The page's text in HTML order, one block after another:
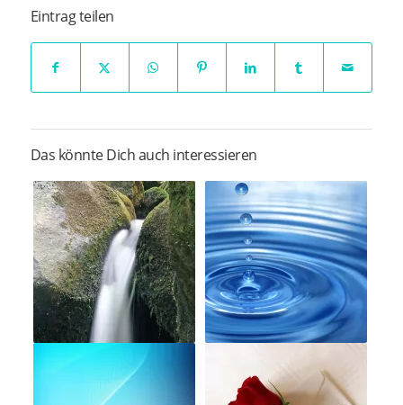
Eintrag teilen
Das könnte Dich auch interessieren